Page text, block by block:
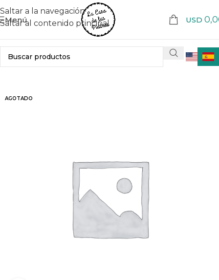
Saltar a la navegación
Saltar al contenido principal
Menú USD
AGOTADO